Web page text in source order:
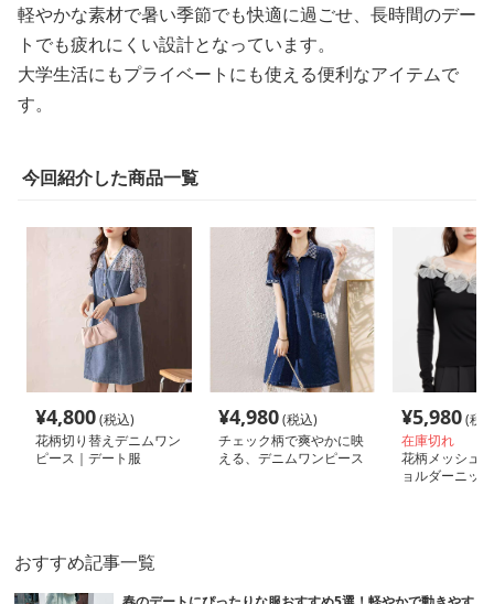
軽やかな素材で暑い季節でも快適に過ごせ、長時間のデー
トでも疲れにくい設計となっています。
大学生活にもプライベートにも使える便利なアイテムで
す。
今回紹介した商品一覧
¥4,800(税込)
花柄切り替えデニムワン
ピース｜デート服
¥4,980(税込)
チェック柄で爽やかに映
える、デニムワンピース
¥5,980(税
在庫切れ
花柄メッシュ
ョルダーニッ
おすすめ記事一覧